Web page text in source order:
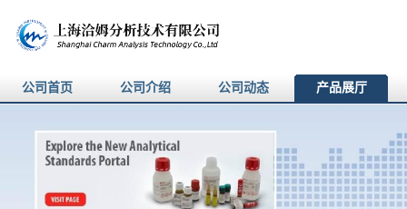
公司首页 公司介绍 公司动态 产品展厅